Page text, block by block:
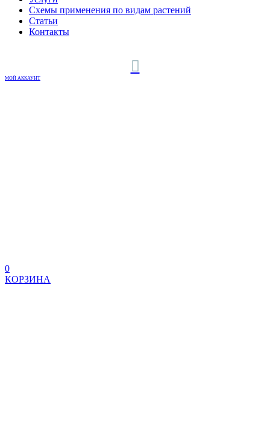
Схемы применения по видам растений
Статьи
Контакты
МОЙ АККАУНТ
0
КОРЗИНА